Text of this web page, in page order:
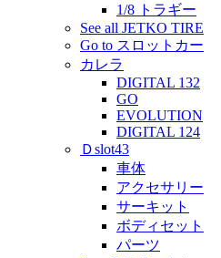
1/8 トラギー
See all JETKO TIRE
Go to スロットカー
カレラ
DIGITAL 132
GO
EVOLUTION
DIGITAL 124
Ｄslot43
車体
アクセサリー
サーキット
ボディセット
パーツ